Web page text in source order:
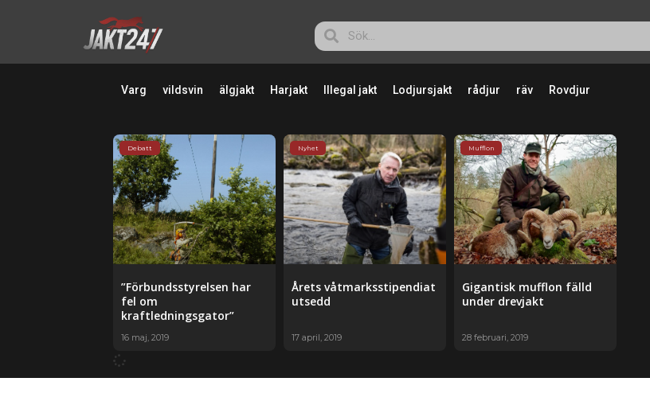
Varg vildsvin älgjakt Harjakt Illegal jakt Lodjursjakt rådjur räv Rovdjur
Debatt
”Förbundsstyrelsen har
fel om
kraftledningsgator”
16 maj, 2019
Nyhet
Årets våtmarksstipendiat
utsedd
17 april, 2019
Mufflon
Gigantisk mufflon fälld
under drevjakt
28 februari, 2019